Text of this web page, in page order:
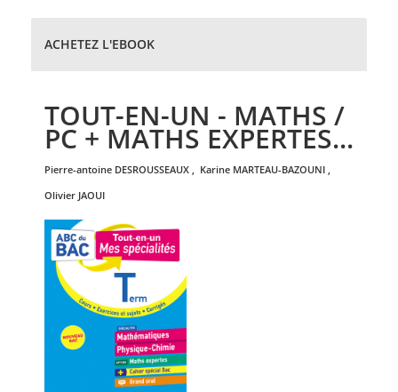
ACHETEZ L'EBOOK
TOUT-EN-UN - MATHS /
PC + MATHS EXPERTES...
pierre-antoine DESROUSSEAUX , karine MARTEAU-BAZOUNI ,
olivier JAOUI